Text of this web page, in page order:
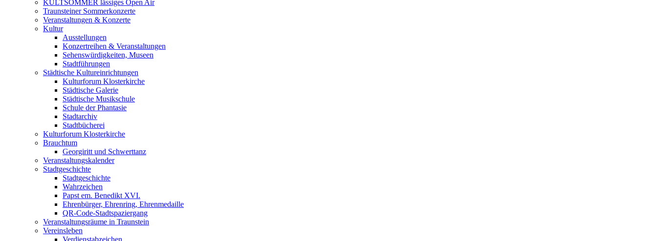
KULTSOMMER lässiges Open Air
Traunsteiner Sommerkonzerte
Veranstaltungen & Konzerte
Kultur
Ausstellungen
Konzertreihen & Veranstaltungen
Sehenswürdigkeiten, Museen
Stadtführungen
Städtische Kultureinrichtungen
Kulturforum Klosterkirche
Städtische Galerie
Städtische Musikschule
Schule der Phantasie
Stadtarchiv
Stadtbücherei
Kulturforum Klosterkirche
Brauchtum
Georgiritt und Schwerttanz
Veranstaltungskalender
Stadtgeschichte
Stadtgeschichte
Wahrzeichen
Papst em. Benedikt XVI.
Ehrenbürger, Ehrenring, Ehrenmedaille
QR-Code-Stadtspaziergang
Veranstaltungsräume in Traunstein
Vereinsleben
Verdienstabzeichen